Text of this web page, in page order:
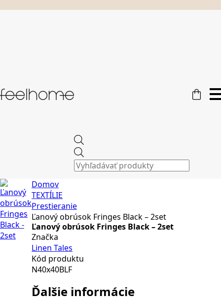
search
Domov
TEXTÍLIE
Prestieranie
Ľanový obrúsok Fringes Black – 2set
Ľanový obrúsok Fringes Black – 2set
Značka
Linen Tales
Kód produktu
N40x40BLF
Ďalšie informácie